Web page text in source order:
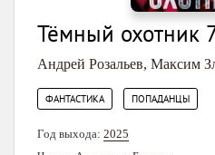
Тёмный охотник
Андрей Розальев, Максим
ФАНТАСТИКА ПОПАДАНЦЫ
Год выхода: 2025